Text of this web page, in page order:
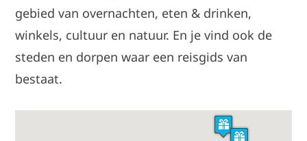
gebied van overnachten, eten & drinken,
winkels, cultuur en natuur. En je vind ook de
steden en dorpen waar een reisgids van
bestaat.